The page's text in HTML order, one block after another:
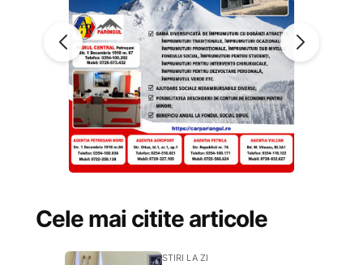
Cele mai citite articole
STIRI LA ZI